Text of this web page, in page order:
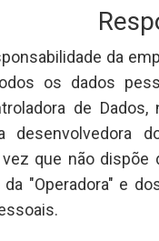
da
os dados
de
desenvolvedora
vez que não
"Operadora" e